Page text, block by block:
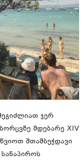
ჯერ
მდებარე XIV
შთამბეჭდავი